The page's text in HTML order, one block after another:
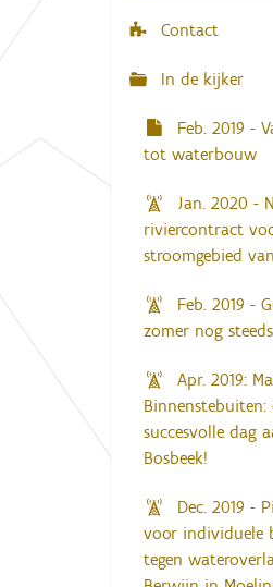
Contact
In de kijker
Feb. 2019 -
tot waterbouw
Jan. 2020 -
riviercontract
stroomgebied
Feb. 2019 -
zomer nog
Apr. 2019:
Binnenstebuiten:
succesvolle dag
Bosbeek!
Dec. 2019 -
voor individuele
tegen